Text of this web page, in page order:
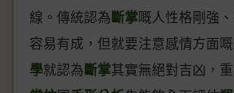
線。傳統認為 斷掌嘅人性格剛強
容易有成，但就要注意感情方面
學就認為 斷掌其實無絕對吉凶，